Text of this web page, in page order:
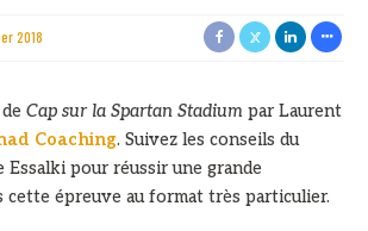
2018
Cap sur la Spartan Stadium par Laurent
Coaching. Suivez les conseils du
Essalki pour réussir une grande
cette épreuve au format très particulier.